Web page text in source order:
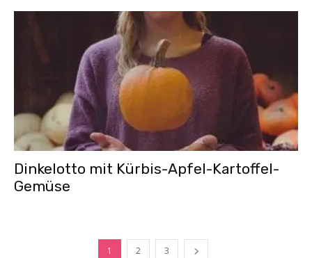
Dinkelotto mit Kürbis-Apfel-Kartoffel-
Gemüse
1 2 3